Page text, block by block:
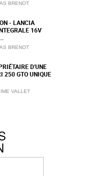
BRENOT
- LANCIA
16V
BRENOT
D'UNE
250 GTO UNIQUE
VALLET